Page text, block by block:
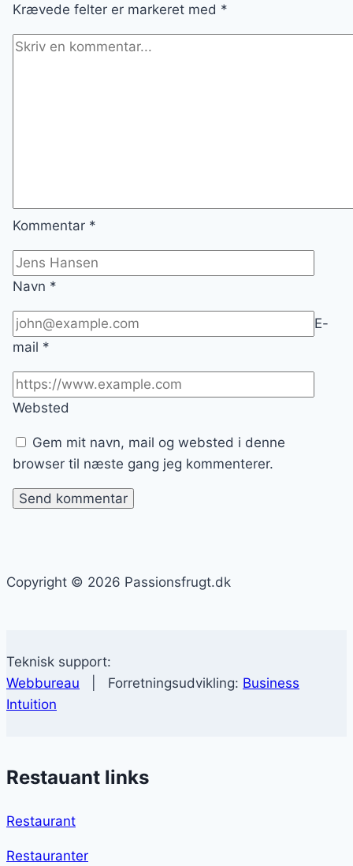
Krævede felter er markeret med *
Kommentar *
Navn *
E-
mail *
Websted
Gem mit navn, mail og websted i denne
browser til næste gang jeg kommenterer.
Copyright © 2026 Passionsfrugt.dk
Teknisk support:
Webbureau | Forretningsudvikling: Business
Intuition
Restauant links
Restaurant
Restauranter